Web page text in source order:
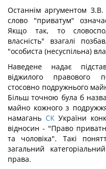
Останнім аргументом
слово "приватум"
Якщо так, то
власність" взагалі
"особиста (несуспільна)
Наведене надає
віджилого правового
стосовно подружнього
Більш точною була б
майно кожного з
намагань СКУкраїни
відносин - "Право
та чоловіка". Такі
загальний
права.